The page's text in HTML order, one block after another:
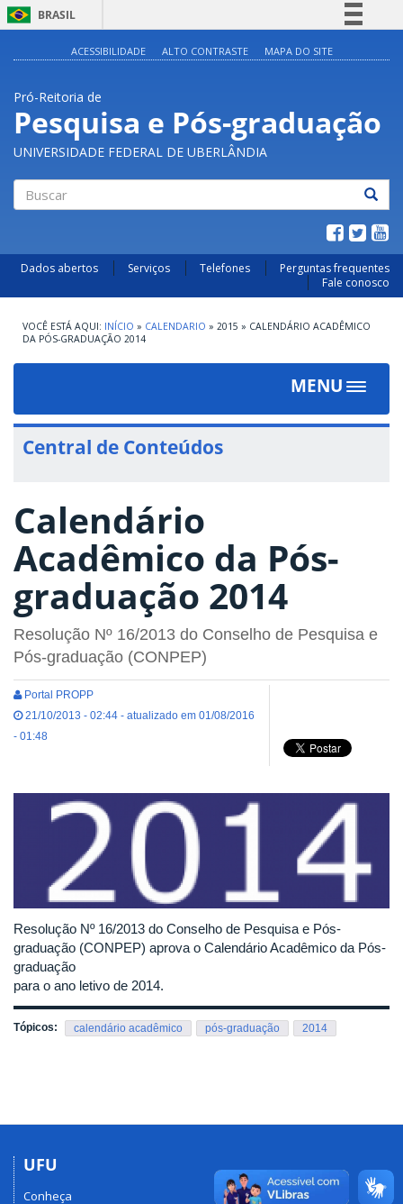
BRASIL
Acesso à informação
Legislação
Canais
ACESSIBILIDADE ALTO CONTRASTE MAPA DO SITE
Pró-Reitoria de
Pesquisa e Pós-graduação
UNIVERSIDADE FEDERAL DE UBERLÂNDIA
Dados abertos Serviços Telefones
Perguntas frequentes
Fale conosco
INÍCIO » CALENDARIO » 2015 » CALENDÁRIO ACADÊMICO
DA PÓS-GRADUAÇÃO 2014
MENU
Toggle
Central de Conteúdos
Calendário
Acadêmico da Pós-
graduação 2014
Resolução Nº 16/2013 do Conselho de Pesquisa e
Pós-graduação (CONPEP)
Portal PROPP
21/10/2013 - 02:44 - atualizado em 01/08/2016
- 01:48
Resolução Nº 16/2013 do Conselho de Pesquisa e Pós-
graduação (CONPEP) aprova o Calendário Acadêmico da Pós-
graduação
para o ano letivo de 2014.
Tópicos: calendário acadêmico pós-graduação 2014
UFU
Conheça